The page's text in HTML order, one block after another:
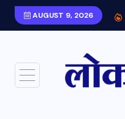
AUGUST 9, 2026